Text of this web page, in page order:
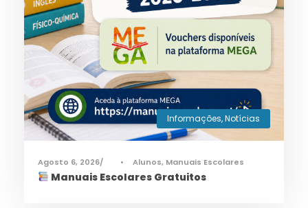
Informações,Notícias
Agosto 6, 2026 • Alunos, Manuais Escolares
Manuais Escolares Gratuitos